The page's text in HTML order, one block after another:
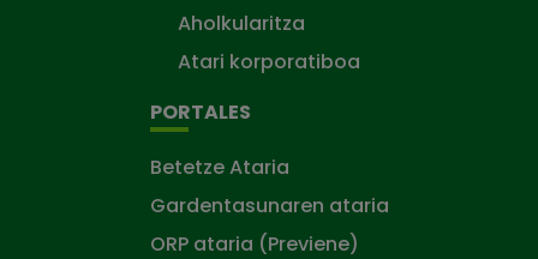
Aholkularitza
Atari korporatiboa
PORTALES
Betetze Ataria
Gardentasunaren ataria
ORP ataria (Previene)